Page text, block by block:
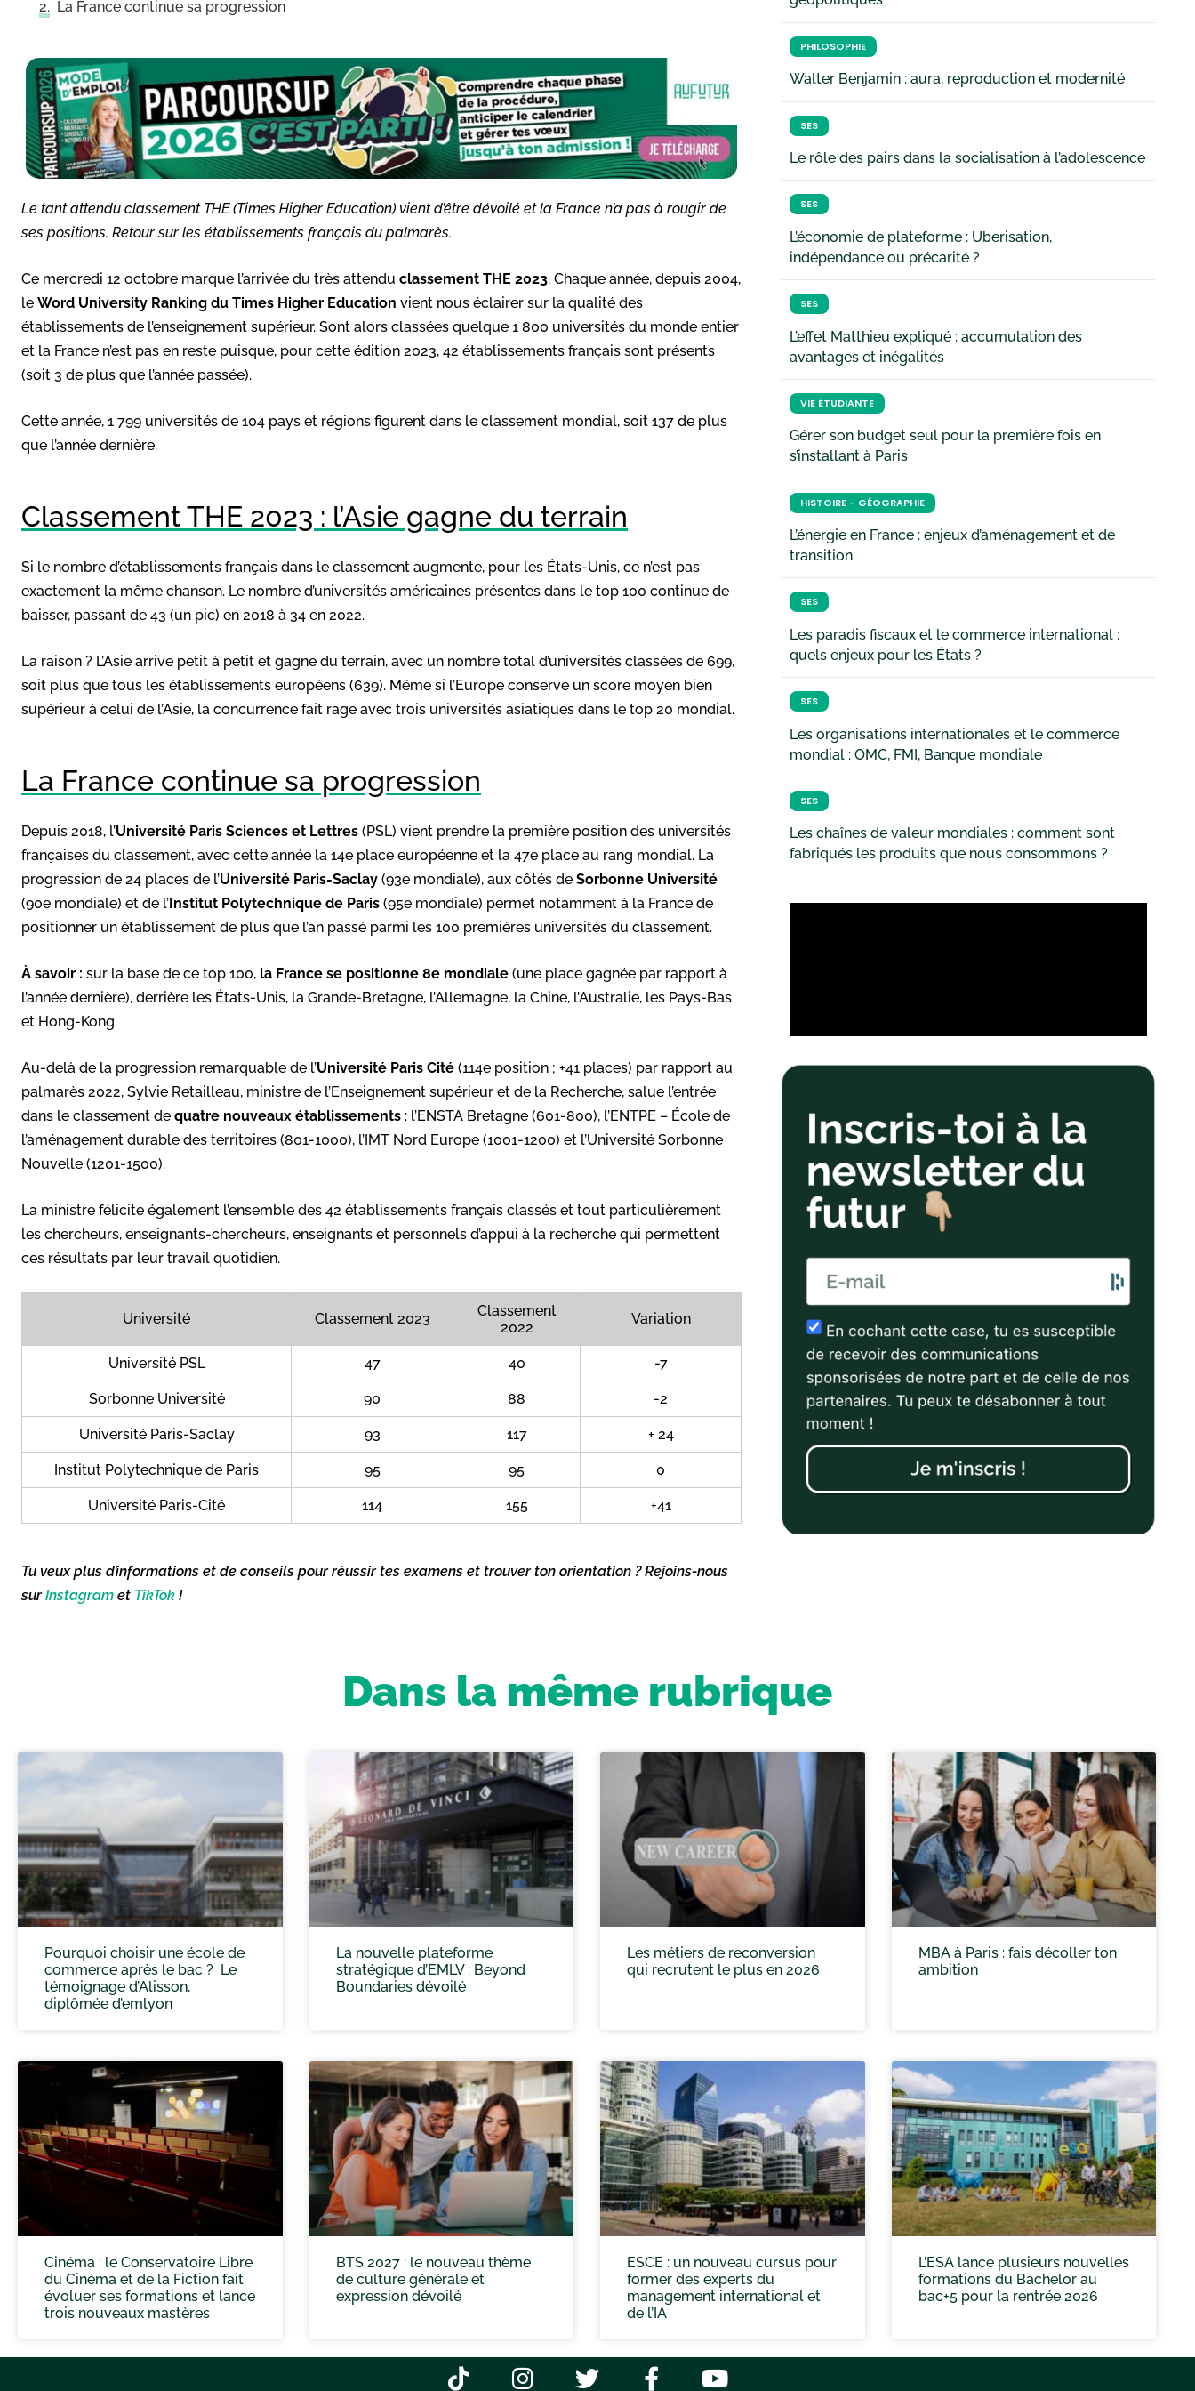
La France continue sa progression
Le tant attendu classement THE (Times Higher Education) vient d’être dévoilé et la France n’a pas à rougir de
ses positions. Retour sur les établissements français du palmarès.
Ce mercredi 12 octobre marque l’arrivée du très attendu classement THE 2023. Chaque année, depuis 2004,
le Word University Ranking du Times Higher Education vient nous éclairer sur la qualité des
établissements de l’enseignement supérieur. Sont alors classées quelque 1 800 universités du monde entier
et la France n’est pas en reste puisque, pour cette édition 2023, 42 établissements français sont présents
(soit 3 de plus que l’année passée).
Cette année, 1 799 universités de 104 pays et régions figurent dans le classement mondial, soit 137 de plus
que l’année dernière.
Classement THE 2023 : l’Asie gagne du terrain
Si le nombre d’établissements français dans le classement augmente, pour les États-Unis, ce n’est pas
exactement la même chanson. Le nombre d’universités américaines présentes dans le top 100 continue de
baisser, passant de 43 (un pic) en 2018 à 34 en 2022.
La raison ? L’Asie arrive petit à petit et gagne du terrain, avec un nombre total d’universités classées de 699,
soit plus que tous les établissements européens (639). Même si l’Europe conserve un score moyen bien
supérieur à celui de l’Asie, la concurrence fait rage avec trois universités asiatiques dans le top 20 mondial.
La France continue sa progression
Depuis 2018, l’Université Paris Sciences et Lettres (PSL) vient prendre la première position des universités
françaises du classement, avec cette année la 14e place européenne et la 47e place au rang mondial. La
progression de 24 places de l’Université Paris-Saclay (93e mondiale), aux côtés de Sorbonne Université
(90e mondiale) et de l’Institut Polytechnique de Paris (95e mondiale) permet notamment à la France de
positionner un établissement de plus que l’an passé parmi les 100 premières universités du classement.
À savoir : sur la base de ce top 100, la France se positionne 8e mondiale (une place gagnée par rapport à
l’année dernière), derrière les États-Unis, la Grande-Bretagne, l’Allemagne, la Chine, l’Australie, les Pays-Bas
et Hong-Kong.
Au-delà de la progression remarquable de l’Université Paris Cité (114e position ; +41 places) par rapport au
palmarès 2022, Sylvie Retailleau, ministre de l’Enseignement supérieur et de la Recherche, salue l’entrée
dans le classement de quatre nouveaux établissements : l’ENSTA Bretagne (601-800), l’ENTPE – École de
l’aménagement durable des territoires (801-1000), l’IMT Nord Europe (1001-1200) et l’Université Sorbonne
Nouvelle (1201-1500).
La ministre félicite également l’ensemble des 42 établissements français classés et tout particulièrement
les chercheurs, enseignants-chercheurs, enseignants et personnels d’appui à la recherche qui permettent
ces résultats par leur travail quotidien.
Université Classement 2023
Classement
2022
Variation
Université PSL 47 40 -7
Sorbonne Université 90 88 -2
Université Paris-Saclay 93 117 + 24
Institut Polytechnique de Paris 95 95 0
Université Paris-Cité 114 155 +41
Tu veux plus d’informations et de conseils pour réussir tes examens et trouver ton orientation ? Rejoins-nous
surInstagram et TikTok !
PHILOSOPHIE
Walter Benjamin : aura, reproduction et modernité
SES
Le rôle des pairs dans la socialisation à l’adolescence
SES
L’économie de plateforme : Uberisation,
indépendance ou précarité ?
SES
L’effet Matthieu expliqué : accumulation des
avantages et inégalités
VIE ÉTUDIANTE
Gérer son budget seul pour la première fois en
s’installant à Paris
HISTOIRE - GÉOGRAPHIE
L’énergie en France : enjeux d’aménagement et de
transition
SES
Les paradis fiscaux et le commerce international :
quels enjeux pour les États ?
SES
Les organisations internationales et le commerce
mondial : OMC, FMI, Banque mondiale
SES
Les chaînes de valeur mondiales : comment sont
fabriqués les produits que nous consommons ?
Dans la même rubrique
Pourquoi choisir une école de
commerce après le bac ? Le
témoignage d’Alisson,
diplômée d’emlyon
La nouvelle plateforme
stratégique d’EMLV : Beyond
Boundaries dévoilé
Les métiers de reconversion
qui recrutent le plus en 2026
MBA à Paris : fais décoller ton
ambition
Cinéma : le Conservatoire Libre
du Cinéma et de la Fiction fait
évoluer ses formations et lance
trois nouveaux mastères
BTS 2027 : le nouveau thème
de culture générale et
expression dévoilé
ESCE : un nouveau cursus pour
former des experts du
management international et
de l’IA
L’ESA lance plusieurs nouvelles
formations du Bachelor au
bac+5 pour la rentrée 2026